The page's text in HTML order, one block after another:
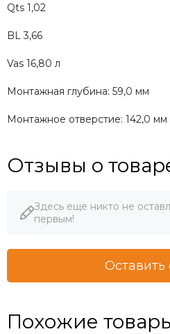
Qts 1,02
BL 3,66
Vas 16,80 л
Монтажная глубина: 59,0 мм
Монтажное отверстие: 142,0 мм
Отзывы о
Здесь еще никто не
первым!
Оставить
Похожие